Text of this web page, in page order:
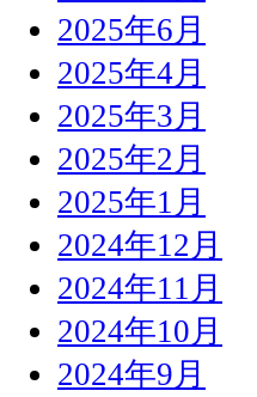
2025年6月
2025年4月
2025年3月
2025年2月
2025年1月
2024年12月
2024年11月
2024年10月
2024年9月